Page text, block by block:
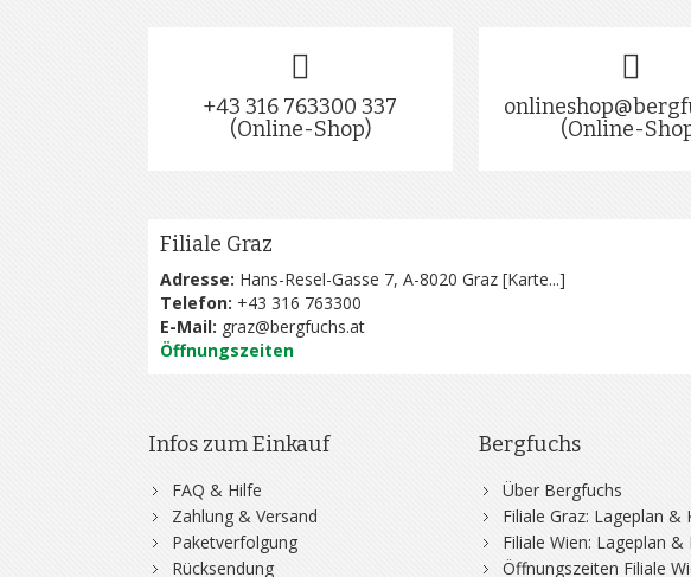
+43 316 763300 337
(Online-Shop)
(Online-
Filiale Graz
Adresse: Hans-Resel-Gasse 7, A-8020 Graz [Karte...]
Telefon: +43 316 763300
E-Mail: graz@bergfuchs.at
Öffnungszeiten
Infos zum Einkauf
FAQ & Hilfe
Zahlung & Versand
Paketverfolgung
Rücksendung
Bergfuchs
Über Bergfuchs
Filiale Graz: Lageplan &
Filiale Wien: Lageplan
Öffnungszeiten Filiale